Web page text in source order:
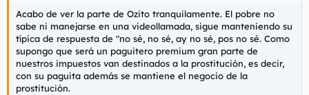
Acabo de ver la parte de Ozito tranquilamente. El pobre no
sabe ni manejarse en una videollamada, sigue manteniendo su
típica de respuesta de "no sé, no sé, ay no sé, pos no sé. Como
supongo que será un paguitero premium gran parte de
nuestros impuestos van destinados a la prostitución, es decir,
con su paguita además se mantiene el negocio de la
prostitución.